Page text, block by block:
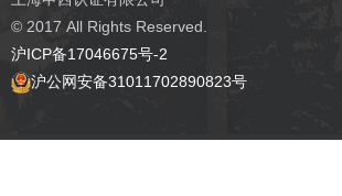
© 2017 All Rights Reserved.
沪ICP备17046675号-2
沪公网安备31011702890823号